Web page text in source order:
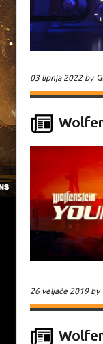
03 lipnja 2022 by
26 veljače 2019 by